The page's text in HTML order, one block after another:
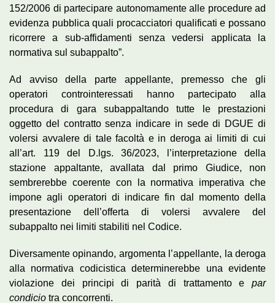
152/2006 di partecipare autonomamente alle procedure ad
evidenza pubblica quali procacciatori qualificati e possano
ricorrere a sub-affidamenti senza vedersi applicata la
normativa sul subappalto”.
Ad avviso della parte appellante, premesso che gli
operatori controinteressati hanno partecipato alla
procedura di gara subappaltando tutte le prestazioni
oggetto del contratto senza indicare in sede di DGUE di
volersi avvalere di tale facoltà e in deroga ai limiti di cui
all’art. 119 del D.lgs. 36/2023, l’interpretazione della
stazione appaltante, avallata dal primo Giudice, non
sembrerebbe coerente con la normativa imperativa che
impone agli operatori di indicare fin dal momento della
presentazione dell’offerta di volersi avvalere del
subappalto nei limiti stabiliti nel Codice.
Diversamente opinando, argomenta l’appellante, la deroga
alla normativa codicistica determinerebbe una evidente
violazione dei principi di parità di trattamento e par
condicio tra concorrenti.